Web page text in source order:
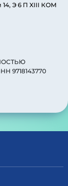
14, Э 6 П XIII КОМ
9718143770